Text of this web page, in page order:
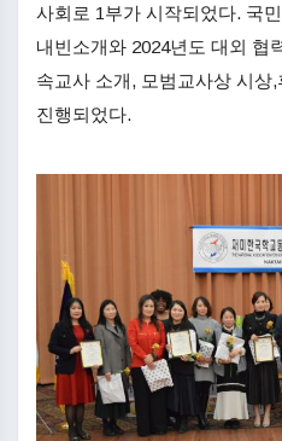
사회로 1부가 시작되었다. 국
내빈소개와 2024년도 대외 협
속교사 소개, 모범교사상 시상
진행되었다.